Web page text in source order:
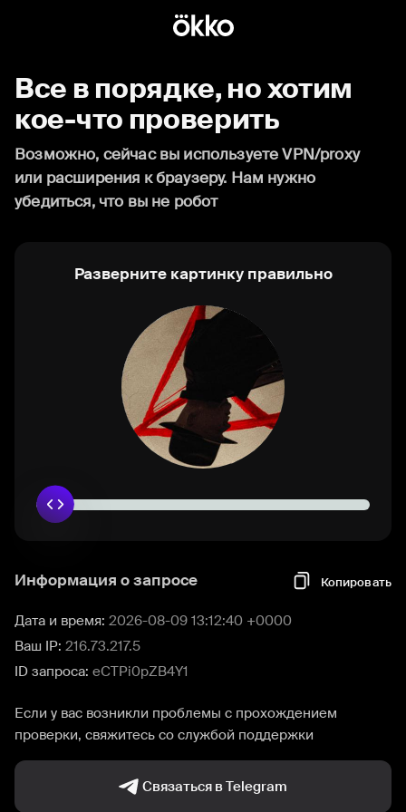
Все в порядке, но хотим
кое-что проверить
Возможно, сейчас вы используете VPN/proxy
или расширения к браузеру. Нам нужно
убедиться, что вы не робот
Разверните картинку правильно
Информация о запросе Копировать
Дата и время: 2026-08-09 13:12:40 +0000
Ваш IP: 216.73.217.5
ID запроса: eCTPi0pZB4Y1
Если у вас возникли проблемы с прохождением
проверки, свяжитесь со службой поддержки
Связаться в Telegram